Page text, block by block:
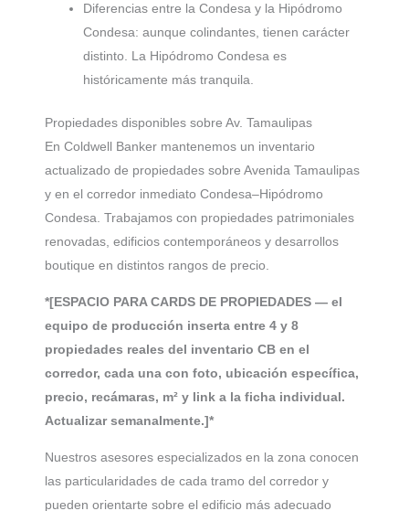
Diferencias entre la Condesa y la Hipódromo
Condesa: aunque colindantes, tienen carácter
distinto. La Hipódromo Condesa es
históricamente más tranquila.
Propiedades disponibles sobre Av. Tamaulipas
En Coldwell Banker mantenemos un inventario
actualizado de propiedades sobre Avenida Tamaulipas
y en el corredor inmediato Condesa–Hipódromo
Condesa. Trabajamos con propiedades patrimoniales
renovadas, edificios contemporáneos y desarrollos
boutique en distintos rangos de precio.
*[ESPACIO PARA CARDS DE PROPIEDADES — el
equipo de producción inserta entre 4 y 8
propiedades reales del inventario CB en el
corredor, cada una con foto, ubicación específica,
precio, recámaras, m² y link a la ficha individual.
Actualizar semanalmente.]*
Nuestros asesores especializados en la zona conocen
las particularidades de cada tramo del corredor y
pueden orientarte sobre el edificio más adecuado